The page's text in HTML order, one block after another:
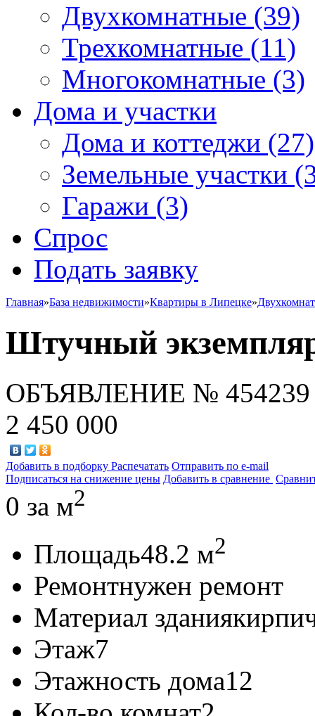
Двухкомнатные (39)
Трехкомнатные (11)
Многокомнатные (3)
Дома и участки
Дома и коттеджи (27)
Земельные участки
Гаражи (3)
Спрос
Подать заявку
Главная»База недвижимости»Квартиры в Липецке»
Штучный
ОБЪЯВЛЕНИЕ № 454239
2 450 000
Добавить в подборку Распечатать Отправить по e-mail
Подписаться на снижение цены Добавить в сравнение
0 за м2
Площадь48.2 м2
Ремонтнужен ремонт
Материал здания
Этаж7
Этажность дома12